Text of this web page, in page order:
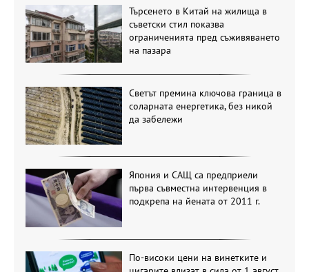
Търсенето в Китай на жилища в
съветски стил показва
ограниченията пред съживяването
на пазара
Светът премина ключова граница в
соларната енергетика, без никой
да забележи
Япония и САЩ са предприели
първа съвместна интервенция в
подкрепа на йената от 2011 г.
По-високи цени на винетките и